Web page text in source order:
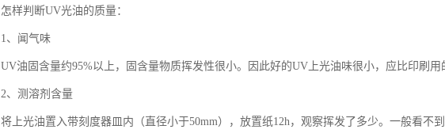
怎样判断UV光油的质量：
1、闻气味
UV油固含量约95%以上，固含量物质挥发性很小。因此好的UV上光油味很小，应比印刷用
2、测溶剂含量
将上光油置入带刻度器皿内（直径小于50mm），放置纸12h，观察挥发了多少。一般看不